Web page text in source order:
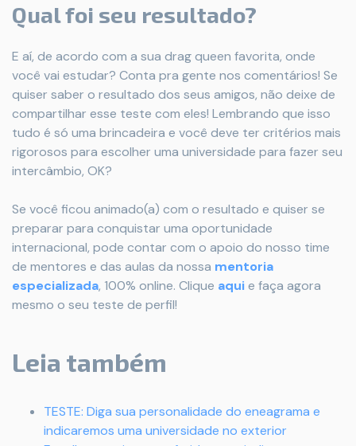
Qual foi seu resultado?
E aí, de acordo com a sua drag queen favorita, onde
você vai estudar? Conta pra gente nos comentários! Se
quiser saber o resultado dos seus amigos, não deixe de
compartilhar esse teste com eles! Lembrando que isso
tudo é só uma brincadeira e você deve ter critérios mais
rigorosos para escolher uma universidade para fazer seu
intercâmbio, OK?
Se você ficou animado(a) com o resultado e quiser se
preparar para conquistar uma oportunidade
internacional, pode contar com o apoio do nosso time
de mentores e das aulas da nossa mentoria
especializada, 100% online. Clique aquie faça agora
mesmo o seu teste de perfil!
Leia também
TESTE: Diga sua personalidade do eneagrama e
indicaremos uma universidade no exterior